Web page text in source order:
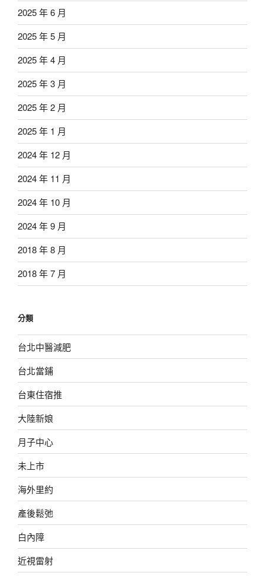
2025 年 6 月
2025 年 5 月
2025 年 4 月
2025 年 3 月
2025 年 2 月
2025 年 1 月
2024 年 12 月
2024 年 11 月
2024 年 10 月
2024 年 9 月
2018 年 8 月
2018 年 7 月
分類
台北中醫減肥
台北當鋪
台東住宿推
大陸新娘
月子中心
未上市
海外里約
產後鬆弛
白內障
近視雷射